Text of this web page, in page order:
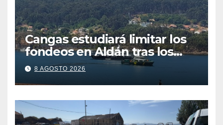
Cangas estudiará limitar los
fondeos en Aldán tras los
últimos episodios de
contaminación en Arneles
8 AGOSTO 2026